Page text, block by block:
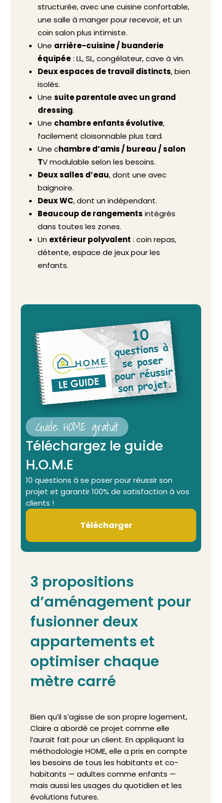
structurée, avec une cuisine confortable,
une salle à manger pour recevoir, et un
coin salon plus intimiste.
Une arrière-cuisine / buanderie
équipée: LL, SL, congélateur, cave à vin.
Deux espaces de travail distincts, bien
isolés.
Une suite parentale avec un grand
dressing.
Une chambre enfants évolutive,
facilement cloisonnable plus tard.
Une chambre d’amis / bureau / salon
TV modulable selon les besoins.
Deux salles d’eau, dont une avec
baignoire.
Deux WC, dont un indépendant.
Beaucoup de rangements intégrés
dans toutes les zones.
Un extérieur polyvalent : coin repas,
détente, espace de jeux pour les
enfants.
Guide HOME gratuit
Téléchargez le guide
H.O.M.E
10 questions à se poser pour réussir son
projet et garantir 100% de satisfaction à vos
clients !
Télécharger
3 propositions
d’aménagement pour
fusionner deux
appartements et
optimiser chaque
mètre carré
Bien qu’il s’agisse de son propre logement,
Claire a abordé ce projet comme elle
l’aurait fait pour un client. En appliquant la
méthodologie HOME, elle a pris en compte
les besoins de tous les habitants et co-
habitants — adultes comme enfants —
mais aussi les usages du quotidien et les
évolutions futures.